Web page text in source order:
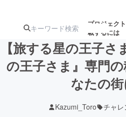
プロジェク
載するには
注目の新着プロ
ジェクト
【旅する星の王子
の王子さま』専門
なたの街
Kazumi_Toro チャレ